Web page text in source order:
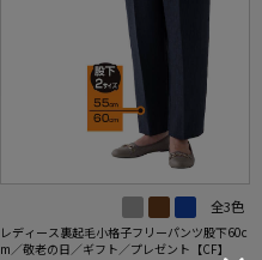
全3色
レディース裏起毛小格子フリーパンツ股下60c
m／敬老の日／ギフト／プレゼント【CF】